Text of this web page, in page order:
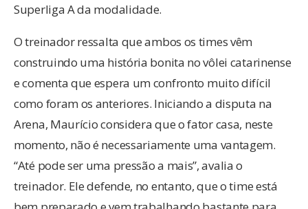
Superliga A da modalidade.
O treinador ressalta que ambos os times vêm
construindo uma história bonita no vôlei catarinense
e comenta que espera um confronto muito difícil
como foram os anteriores. Iniciando a disputa na
Arena, Maurício considera que o fator casa, neste
momento, não é necessariamente uma vantagem.
“Até pode ser uma pressão a mais”, avalia o
treinador. Ele defende, no entanto, que o time está